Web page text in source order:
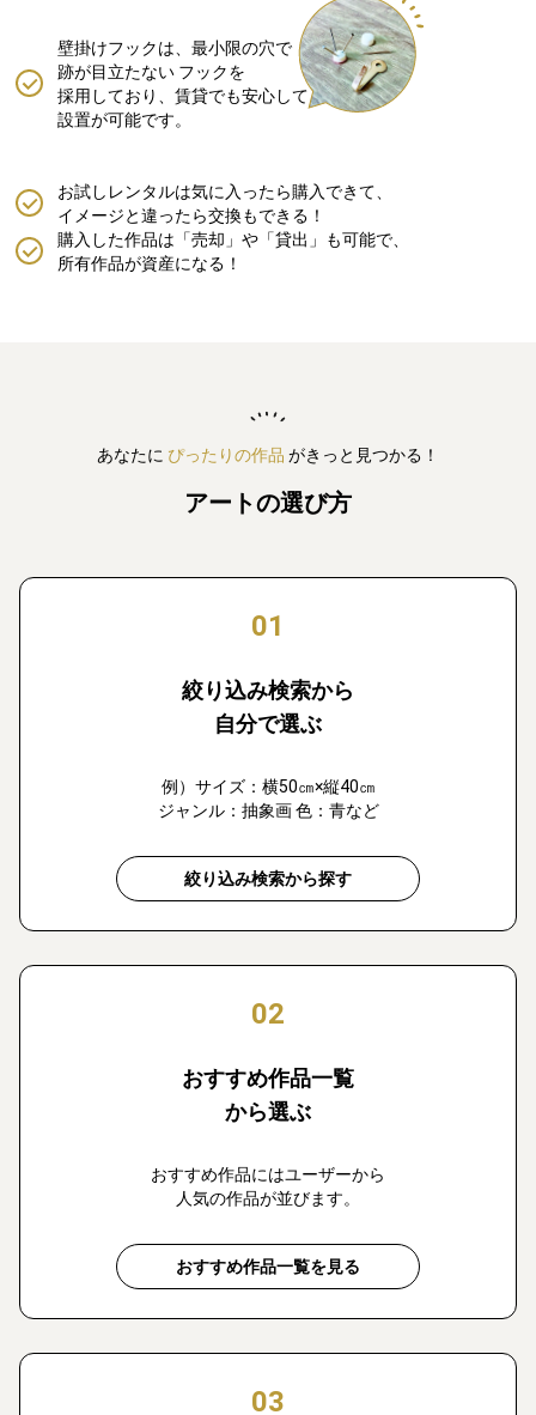
壁掛けフックは、最小限の穴で
跡が目立たない フックを
採用しており、賃貸でも安心して
設置が可能です。
購入した作品は「売却」や「貸出」も可能で、
所有作品が資産になる！
お試しレンタルは気に入ったら購入できて、
イメージと違ったら交換もできる！
あなたに ぴったりの作品 がきっと見つかる！
アートの選び方
01
絞り込み検索から
自分で選ぶ
例）サイズ：横50㎝×縦40㎝
ジャンル：抽象画 色：青など
絞り込み検索から探す
02
おすすめ作品一覧
から選ぶ
おすすめ作品にはユーザーから
人気の作品が並びます。
おすすめ作品一覧を見る
03